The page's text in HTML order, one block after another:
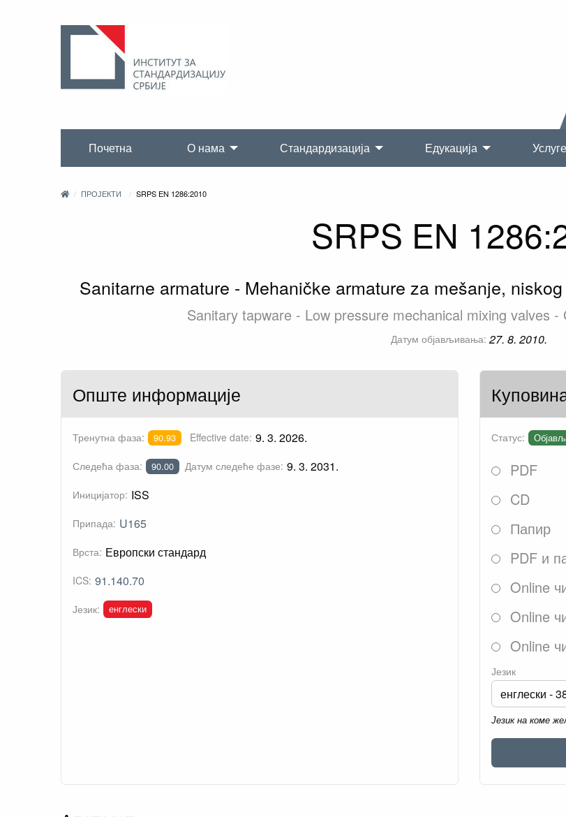
Почетна О нама Стандардизација Едукација Услуге
ПРОЈЕКТИ SRPS EN 1286:2010
SRPS EN
Sanitarne armature - Mehaničke armature za mešanje,
Sanitary tapware - Low pressure mechanical mixing valves
Датум објављивања: 27. 8. 2010.
Опште информације
Тренутна фаза: 90.93 Effective date: 9. 3. 2026.
Следећа фаза: 90.00 Датум следеће фазе: 9. 3. 2031.
Иницијатор: ISS
Припада: U165
Врста: Европски стандард
ICS: 91.140.70
Језик: енглески
Статус:
PDF
CD
Папир
PDF и
Online
Online
Online
Језик
Језик на коме